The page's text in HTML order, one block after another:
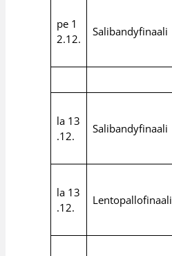
pe 1
2.12.
Salibandyfinaali
la 13
.12.
Salibandyfinaali
la 13
.12.
Lentopallofinaali